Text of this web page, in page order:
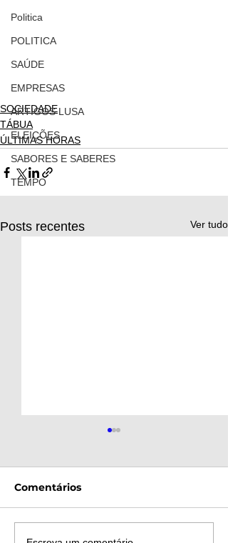
Politica
POLITICA
SAÚDE
EMPRESAS
ARTIGOS LUSA
ELEIÇÕES
SABORES E SABERES
TEMPO
SOCIEDADE
TÁBUA
ÚLTIMAS HORAS
Posts recentes Ver tudo
Comentários